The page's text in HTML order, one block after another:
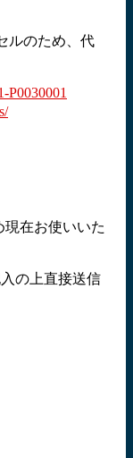
ルのため、代
P0030001
在お使いいた
の上直接送信